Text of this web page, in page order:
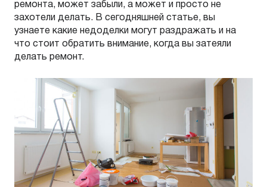
ремонта, может забыли, а может и просто не
захотели делать. В сегодняшней статье, вы
узнаете какие недоделки могут раздражать и на
что стоит обратить внимание, когда вы затеяли
делать ремонт.